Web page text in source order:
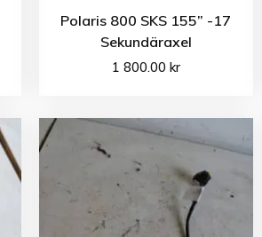
Polaris 800 SKS 155” -17
Sekundäraxel
1 800.00 kr